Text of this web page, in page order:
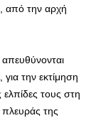
από την αρχή
απευθύνονται
την εκτίμηση
ελπίδες τους στη
της